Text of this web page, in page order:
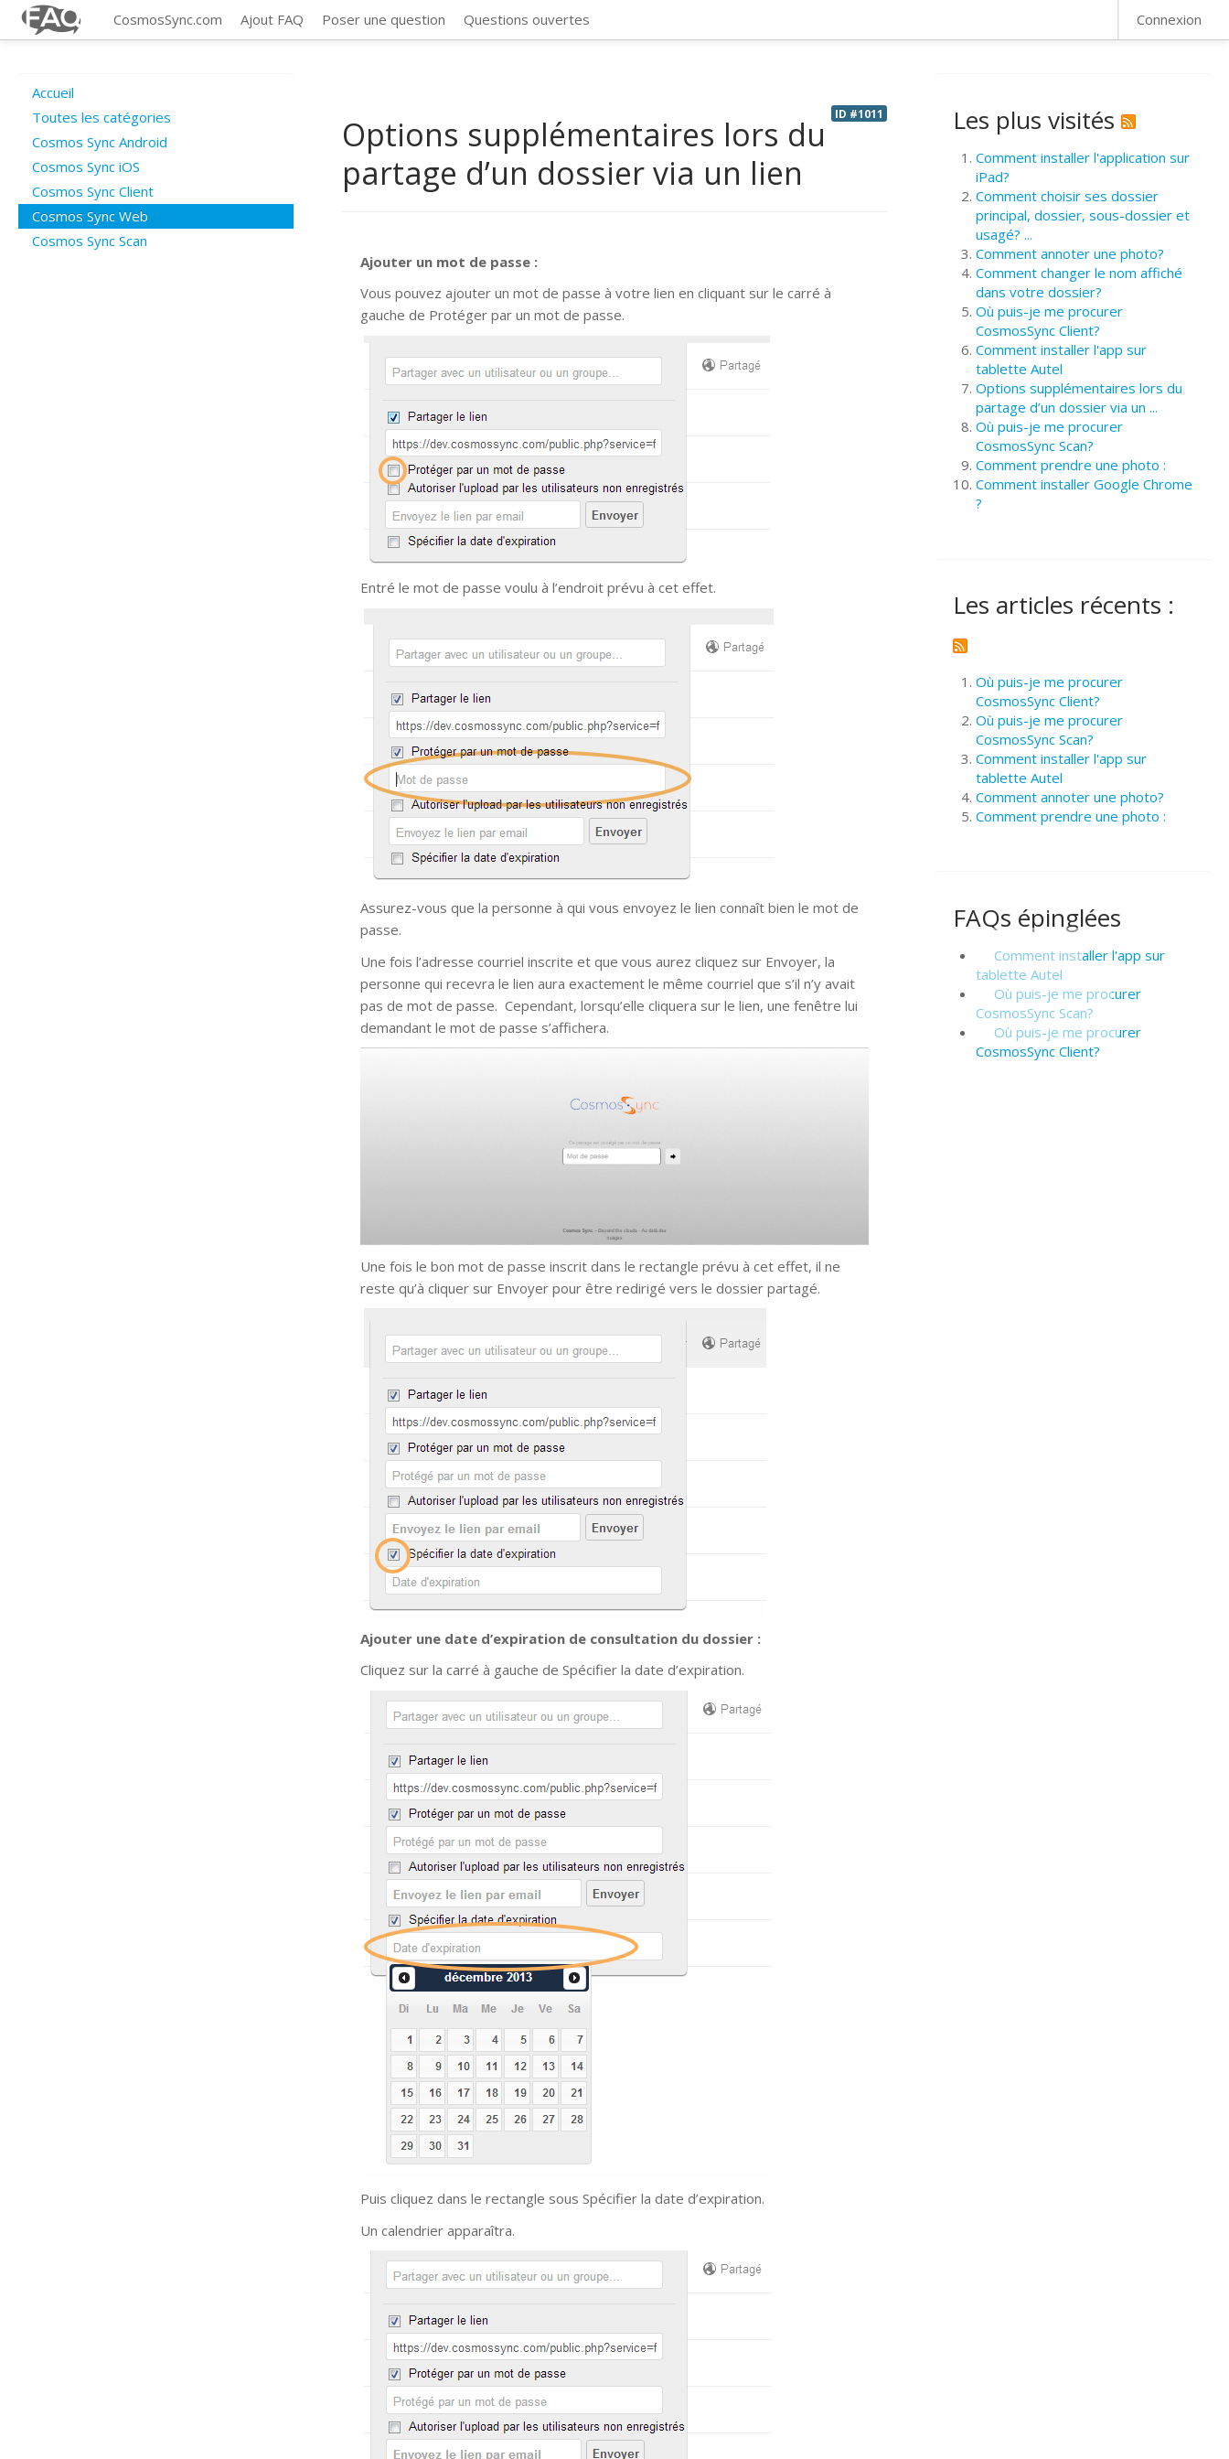
CosmosSync.com Ajout FAQ Poser une question Questions ouvertes Connexion
Accueil
Toutes les catégories
Cosmos Sync Android
Cosmos Sync iOS
Cosmos Sync Client
Cosmos Sync Web
Cosmos Sync Scan
ID #1011
Options supplémentaires lors du
partage d’un dossier via un lien
Ajouter un mot de passe :
Vous pouvez ajouter un mot de passe à votre lien en cliquant sur le carré à
gauche de Protéger par un mot de passe.
Entré le mot de passe voulu à l’endroit prévu à cet effet.
Assurez-vous que la personne à qui vous envoyez le lien connaît bien le mot de
passe.
Une fois l’adresse courriel inscrite et que vous aurez cliquez sur Envoyer, la
personne qui recevra le lien aura exactement le même courriel que s’il n’y avait
pas de mot de passe. Cependant, lorsqu’elle cliquera sur le lien, une fenêtre lui
demandant le mot de passe s’affichera.
Une fois le bon mot de passe inscrit dans le rectangle prévu à cet effet, il ne
reste qu’à cliquer sur Envoyer pour être redirigé vers le dossier partagé.
Ajouter une date d’expiration de consultation du dossier :
Cliquez sur la carré à gauche de Spécifier la date d’expiration.
Puis cliquez dans le rectangle sous Spécifier la date d’expiration.
Un calendrier apparaîtra.
Les plus visités
Comment installer l'application sur
iPad?
Comment choisir ses dossier
principal, dossier, sous-dossier et
usagé? ...
Comment annoter une photo?
Comment changer le nom affiché
dans votre dossier?
Où puis-je me procurer
CosmosSync Client?
Comment installer l'app sur
tablette Autel
Options supplémentaires lors du
partage d’un dossier via un ...
Où puis-je me procurer
CosmosSync Scan?
Comment prendre une photo :
Comment installer Google Chrome
?
Les articles récents :
Où puis-je me procurer
CosmosSync Client?
Où puis-je me procurer
CosmosSync Scan?
Comment installer l'app sur
tablette Autel
Comment annoter une photo?
Comment prendre une photo :
FAQs épinglées
Comment installer l'app sur
tablette Autel
Où puis-je me procurer
CosmosSync Scan?
Où puis-je me procurer
CosmosSync Client?